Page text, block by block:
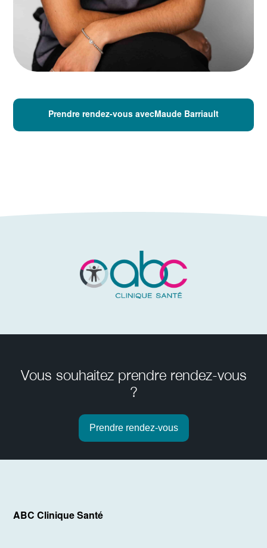
Prendre rendez-vous avecMaude Barriault
Vous souhaitez prendre rendez-vous
?
Prendre rendez-vous
ABC Clinique Santé